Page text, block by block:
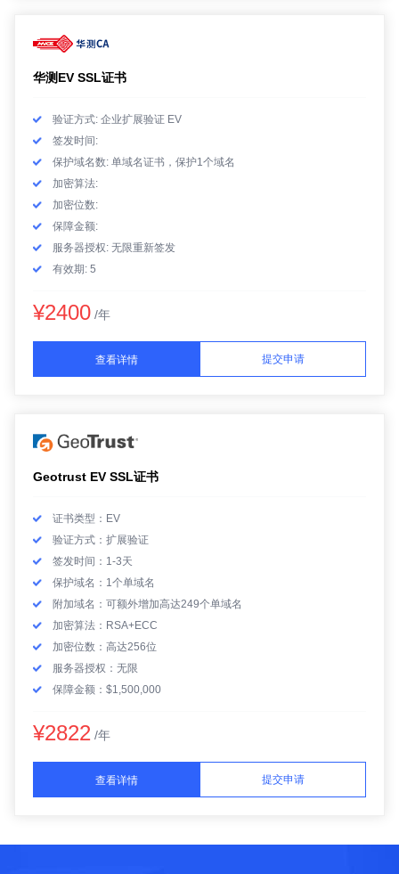
华测EV SSL证书
验证方式: 企业扩展验证 EV
签发时间:
保护域名数: 单域名证书，保护1个域名
加密算法:
加密位数:
保障金额:
服务器授权: 无限重新签发
有效期: 5
¥2400 /年
查看详情 提交申请
Geotrust EV SSL证书
证书类型：EV
验证方式：扩展验证
签发时间：1-3天
保护域名：1个单域名
附加域名：可额外增加高达249个单域名
加密算法：RSA+ECC
加密位数：高达256位
服务器授权：无限
保障金额：$1,500,000
¥2822 /年
查看详情 提交申请